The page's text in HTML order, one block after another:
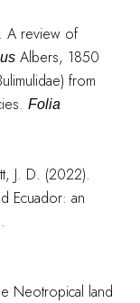
A review of
Albers, 1850
from
Folia
J. D. (2022).
Ecuador: an
Neotropical land